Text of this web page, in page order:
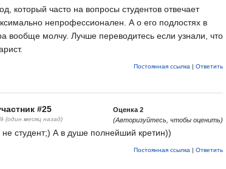
который часто на вопросы студентов отвечает
непрофессионален. А о его подлостях в
вообще молчу. Лучше переводитесь если узнали, что
Постоянная ссылка | Ответить
#25
(один месяц назад)
Оценка 2
(Авторизуйтесь, чтобы оценить)
не студент;) А в душе полнейший кретин))
Постоянная ссылка | Ответить